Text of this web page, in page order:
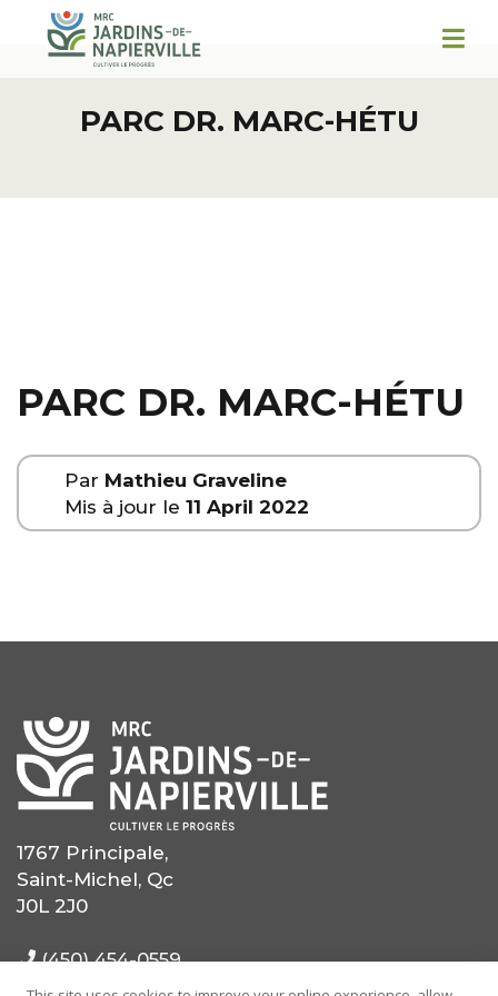
PARC DR. MARC-HÉTU
PARC DR. MARC-HÉTU
Par Mathieu Graveline
Mis à jour le 11 April 2022
1767 Principale,
Saint-Michel, Qc
J0L 2J0
(450) 454-0559